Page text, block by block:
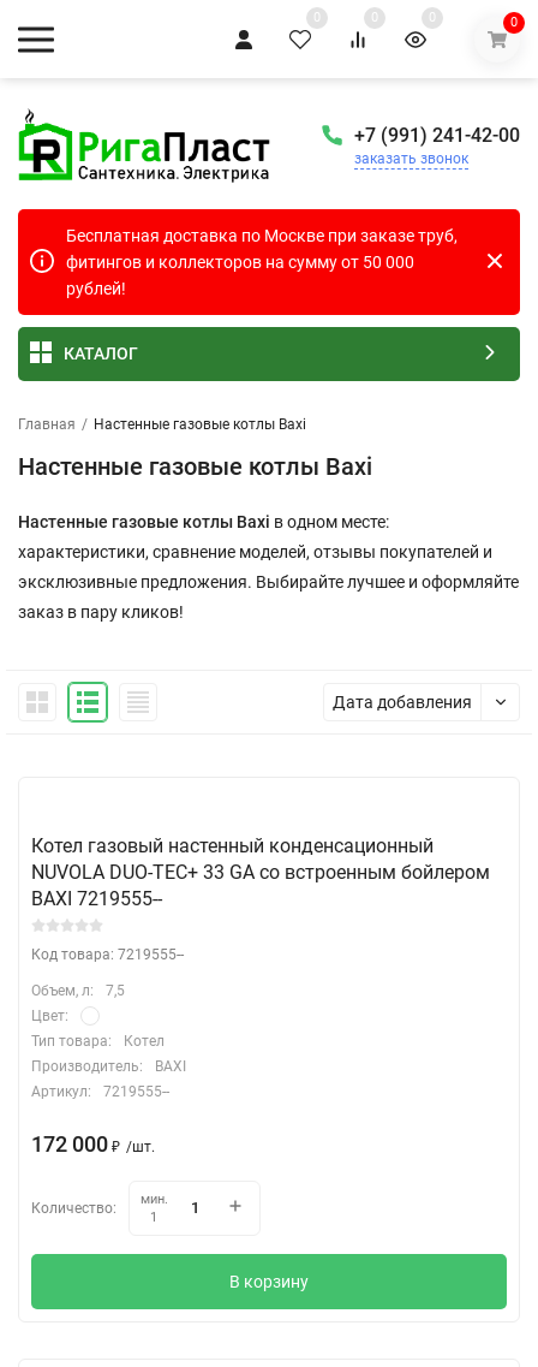
0 0 0 0
+7 (991) 241-42-00
заказать звонок
Бесплатная доставка по Москве при заказе труб,
фитингов и коллекторов на сумму от 50 000
рублей!
КАТАЛОГ
Главная / Настенные газовые котлы Baxi
Настенные газовые котлы Baxi
Настенные газовые котлы Baxi в одном месте:
характеристики, сравнение моделей, отзывы покупателей и
эксклюзивные предложения. Выбирайте лучшее и оформляйте
заказ в пару кликов!
Дата добавления
Котел газовый настенный конденсационный
NUVOLA DUO-TEC+ 33 GA со встроенным бойлером
BAXI 7219555--
Код товара: 7219555--
Объем, л:
7,5
Цвет:
Тип товара:
Котел
Производитель:
BAXI
Артикул:
7219555--
172 000 ₽ /шт.
Количество:
мин.
1
В корзину